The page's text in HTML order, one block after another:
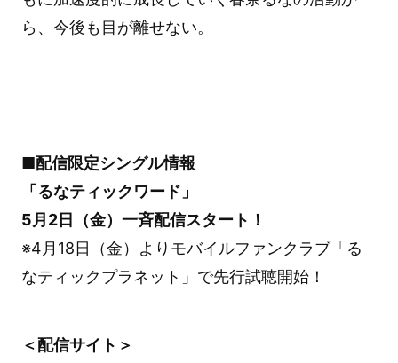
ら、今後も目が離せない。
■配信限定シングル情報
「るなティックワード」
5月2日（金）一斉配信スタート！
※4月18日（金）よりモバイルファンクラブ「る
なティックプラネット」で先行試聴開始！
＜配信サイト＞